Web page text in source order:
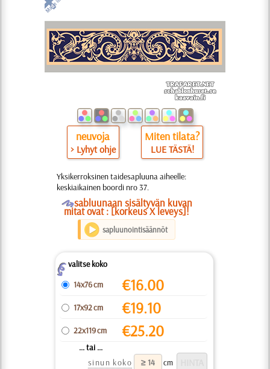
neuvoja
> Lyhyt ohje
Miten tilata?
LUE TÄSTÄ!
Yksikerroksinen taidesapluuna aiheelle:
keskiaikainen boordi nro 37.
Osabluunaan sisältyvän kuvan
mitat ovat : [korkeus X leveys]!
sapluunointisäännöt
Zvalitse koko
14x76 cm
€16.00
17x92 cm €19.10
22x119 cm €25.20
... tai ...
sinun koko
cm